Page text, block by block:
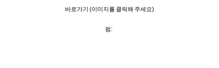
바로가기 (이미지를 클릭해 주세요)
펌: